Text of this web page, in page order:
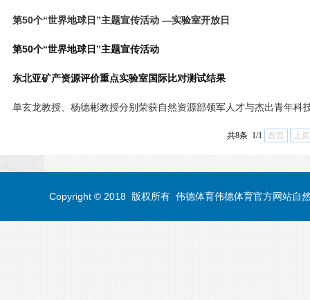
第50个“世界地球日”主题宣传活动 —实验室开放日
第50个“世界地球日”主题宣传活动
东北亚矿产资源评价重点实验室国际比对测试结果
单玄龙教授、杨德彬教授分别荣获自然资源部领军人才与杰出青年科
共8条 1/1 首页 上页
Copyright © 2018 版权所有 伟德体育伟德体育官方网站